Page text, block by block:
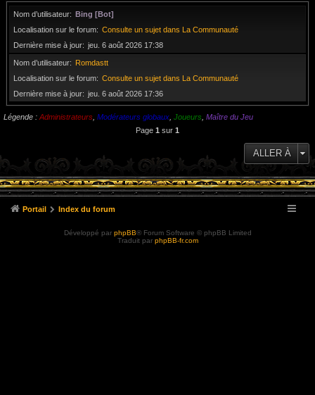
Nom d’utilisateur
Bing [Bot]
Localisation sur le forum
Consulte un sujet dans La Communauté
Dernière mise à jour
jeu. 6 août 2026 17:38
Nom d’utilisateur
Romdastt
Localisation sur le forum
Consulte un sujet dans La Communauté
Dernière mise à jour
jeu. 6 août 2026 17:36
Légende : Administrateurs Modérateurs globaux Joueurs Maître du Jeu
Page 1 sur 1
ALLER À
Portail Index du forum
Développé par phpBB® Forum Software © phpBB Limited
Traduit par phpBB-fr.com